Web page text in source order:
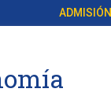
ADMISIÓN